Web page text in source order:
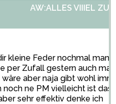
AW:ALLES VIIIEL ZU
kleine Feder nochmal man
per Zufall gestern auch
aber naja gibt wohl
noch ne PM vielleicht ist das
sehr effektiv denke ich